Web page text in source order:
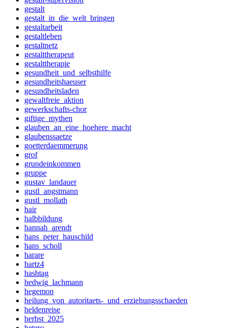
gestalt
gestalt_in_die_welt_bringen
gestaltarbeit
gestaltleben
gestaltnetz
gestalttherapeut
gestalttherapie
gesundheit_und_selbsthilfe
gesundheitshaeuser
gesundheitsladen
gewaltfreie_aktion
gewerkschafts-chor
giftige_mythen
glauben_an_eine_hoehere_macht
glaubenssaetze
goetterdaemmerung
grof
grundeinkommen
gruppe
gustav_landauer
gustl_angstmann
gustl_mollath
hair
halbbildung
hannah_arendt
hans_peter_hauschild
hans_scholl
harare
hartz4
hashtag
hedwig_lachmann
hegemon
heilung_von_autoritaets-_und_erziehungsschaeden
heldenreise
herbst_2025